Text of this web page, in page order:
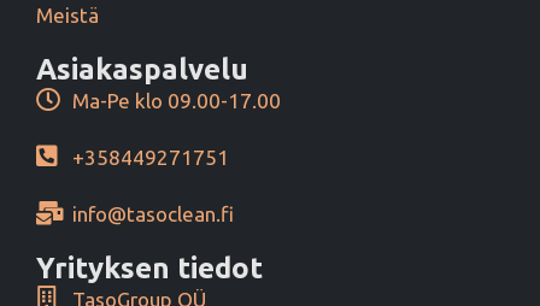
Meistä
Asiakaspalvelu
Ma-Pe klo 09.00-17.00
+358449271751
info@tasoclean.fi
Yrityksen tiedot
TasoGroup OÜ